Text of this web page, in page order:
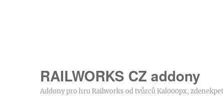
RAILWORKS CZ addony
Addony pro hru Railworks od tvůrců Kal000px,